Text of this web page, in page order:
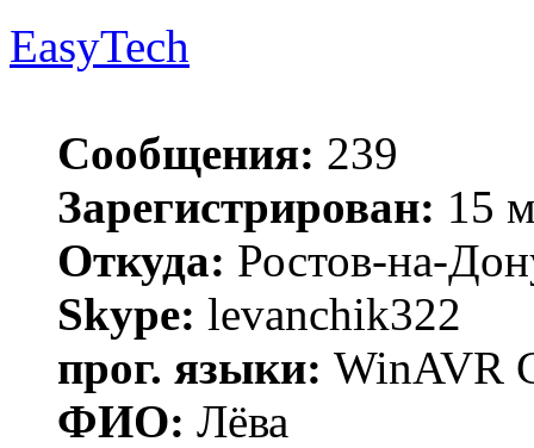
EasyTech
Сообщения: 239
Зарегистрирован: 15
Откуда: Ростов-на-
Skype: levanchik322
прог. языки: WinAVR
ФИО: Лёва